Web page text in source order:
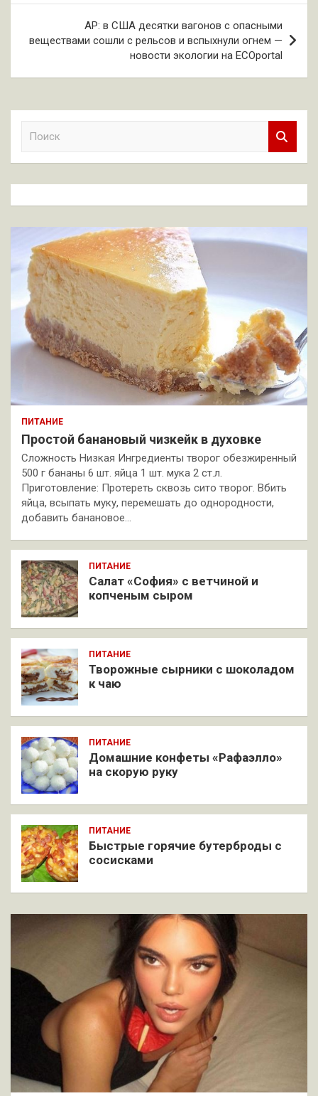
AP: в США десятки вагонов с опасными
веществами сошли с рельсов и вспыхнули огнем —
новости экологии на ECOportal
к
ПИТАНИЕ
Простой банановый чизкейк в духовке
Сложность Низкая Ингредиенты творог обезжиренный
500 г бананы 6 шт. яйца 1 шт. мука 2 ст.л.
Приготовление: Протереть сквозь сито творог. Вбить
яйца, всыпать муку, перемешать до однородности,
добавить банановое…
ПИТАНИЕ
Салат «София» с ветчиной и
копченым сыром
ПИТАНИЕ
Творожные сырники с шоколадом
к чаю
ПИТАНИЕ
Домашние конфеты «Рафаэлло»
на скорую руку
ПИТАНИЕ
Быстрые горячие бутерброды с
сосисками